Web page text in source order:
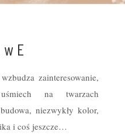
w E
zainteresowanie,
na twarzach
niezwykły kolor,
i coś jeszcze…